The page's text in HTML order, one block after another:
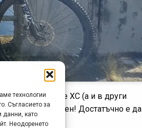
технологии
Съгласието за
данни, като
Неодоренето
от българските ХС (а и в други
120 не е лесен! Достатъчно е да
.